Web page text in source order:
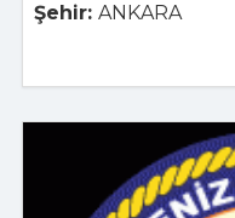
Şehir: ANKARA